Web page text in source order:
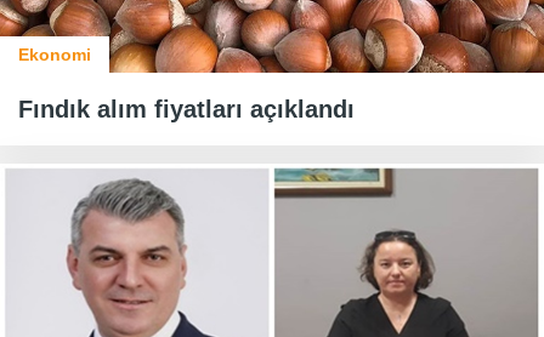
Ekonomi
Fındık alım fiyatları açıklandı